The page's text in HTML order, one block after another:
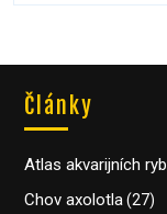
Články
Atlas akvarijních ryb
Chov axolotla(27)